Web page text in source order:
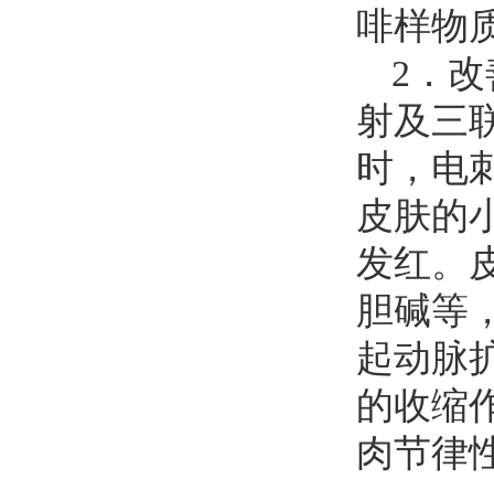
啡样物
2．
射及三
时，电
皮肤的
发红。
胆碱等
起动脉
的收缩
肉节律